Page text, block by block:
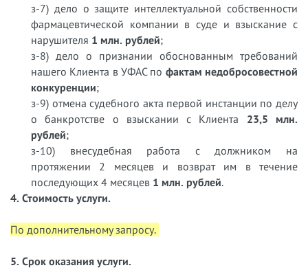
з-7) дело о защите интеллектуальной собственности
фармацевтической компании в суде и взыскание с
нарушителя 1 млн. рублей;
з-8) дело о признании обоснованным требований
нашего Клиента в УФАС по фактам недобросовестной
конкуренции;
з-9) отмена судебного акта первой инстанции по делу
о банкротстве о взыскании с Клиента 23,5 млн.
рублей;
з-10) внесудебная работа с должником на
протяжении 2 месяцев и возврат им в течение
последующих 4 месяцев 1 млн. рублей.
4. Стоимость услуги.
По дополнительному запросу.
5. Срок оказания услуги.